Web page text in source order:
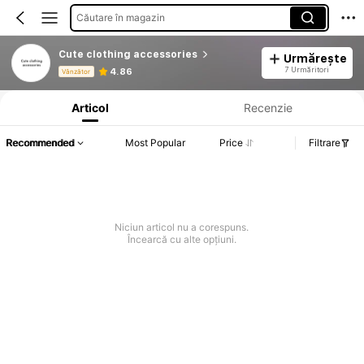
Căutare în magazin
Cute clothing accessories
Vânzător 4.86
Urmărește
7 Urmăritori
Informații despre produs: Divulgarea prețului, detalii privind vânzările și stocul.
Articol Recenzie
Recommended Most Popular Price Filtrare
Niciun articol nu a corespuns.
Încearcă cu alte opțiuni.